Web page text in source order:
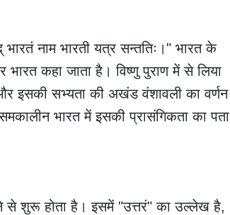
भारतं नाम भारती यत्र सन्ततिः।" भारत के
कहा जाता है। विष्णु पुराण में से लिया
इसकी सभ्यता की अखंड वंशावली का वर्णन
भारत में इसकी प्रासंगिकता का पता
से शुरू होता है। इसमें "उत्तरं" का उल्लेख है,